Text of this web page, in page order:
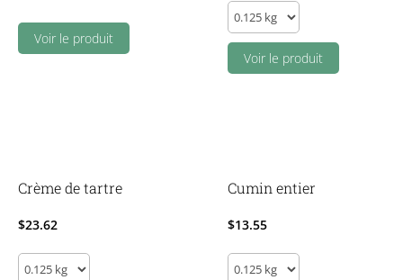
Voir le produit
Coriandre
moulue
quantity
Voir le produit
Crème de tartre
$23.62
Crème
Cumin entier
$13.55
Cumin